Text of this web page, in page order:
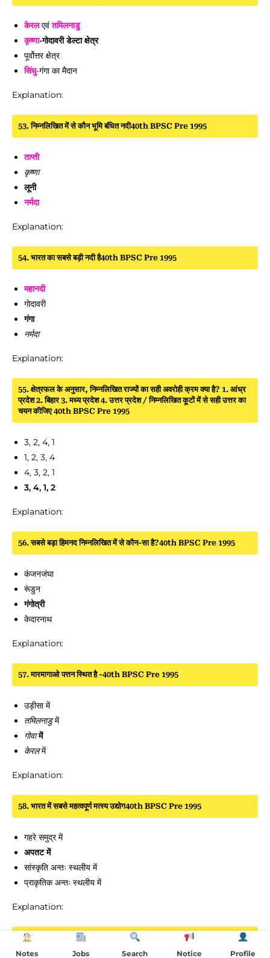
केरलएवंतमिलनाडु
कृष्णा-गोदावरी डेल्टा क्षेत्र
पूर्वोत्तर क्षेत्र
सिंधु-गंगा का मैदान
Explanation:
53. निम्नलिखित में से कौन भूमि बंधित नदी40th BPSC Pre 1995
ताप्ती
कृष्णा
लूनी
नर्मदा
Explanation:
54. भारत का सबसे बड़ी नदी है40th BPSC Pre 1995
महानदी
गोदावरी
गंगा
नर्मदा
Explanation:
55. क्षेत्रफल के अनुसार, निम्नलिखित राज्यों का सही अवरोही क्रम क्या है? 1. आंध्र
प्रदेश 2. बिहार 3. मध्य प्रदेश 4. उत्तर प्रदेश / निम्नलिखित कूटों में से सही उत्तर का
चयन कीजिए 40th BPSC Pre 1995
3, 2, 4, 1
1, 2, 3, 4
4, 3, 2, 1
3, 4, 1, 2
Explanation:
56. सबसे बड़ा हिमनद निम्नलिखित में से कौन-सा है?40th BPSC Pre 1995
कंजनजंघा
रूंडुन
गंगोत्री
केदारनाथ
Explanation:
57. मारमागाओ पत्तन स्थित है -40th BPSC Pre 1995
उड़ीसा में
तमिलनाडुमें
गोवामें
केरलमें
Explanation:
58. भारत में सबसे महत्वपूर्ण मत्स्य उद्योग40th BPSC Pre 1995
गहरे समुद्र में
अपतट में
सांस्कृति अन्तः स्थलीय में
प्राकृतिक अन्तः स्थलीय में
Explanation:
59. छोटा नागपुर पठार40th BPSC Pre 1995
Notes
Jobs Search Notice Profile